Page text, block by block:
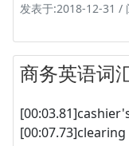
发表于:2018-12-31 /
商务英语词